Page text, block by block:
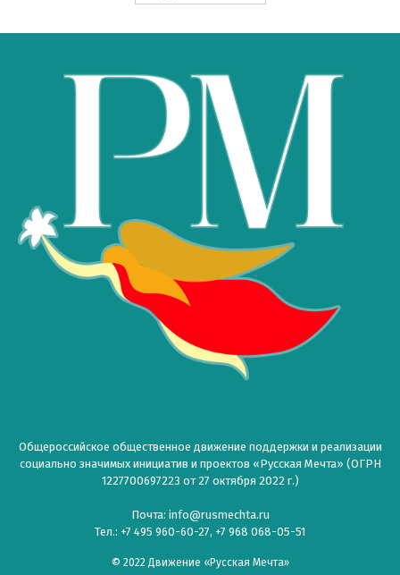
Общероссийское общественное движение поддержки и реализации
социально значимых инициатив и проектов «Русская Мечта» (ОГРН
1227700697223 от 27 октября 2022 г.)
Почта: info@rusmechta.ru
Тел.: +7 495 960-60-27, +7 968 068-05-51
© 2022 Движение «Русская Мечта»